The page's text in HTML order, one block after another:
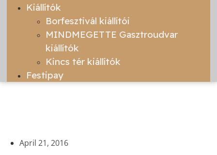
Kiállítók
Borfesztivál kiállítói
MINDMEGETTE Gasztroudvar
kiállítók
Kincs tér kiállítók
Festipay
April 21, 2016